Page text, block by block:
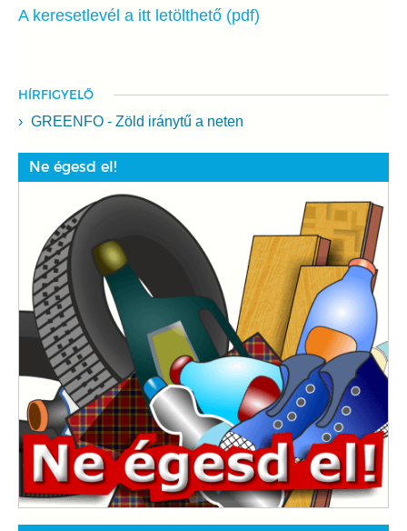
A keresetlevél a itt letölthető (pdf)
HÍRFIGYELŐ
GREENFO - Zöld iránytű a neten
Ne égesd el!